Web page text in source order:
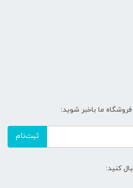
ما باخبر شوید:
ثبت‌نام
کنید: